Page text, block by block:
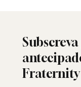
Fraternity